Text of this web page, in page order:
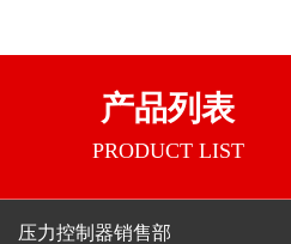
产品列表
PRODUCT LIST
压力控制器销售部